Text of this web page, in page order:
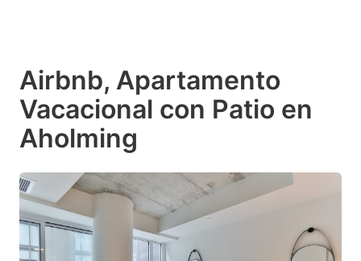
Airbnb, Apartamento
Vacacional con Patio en
Aholming